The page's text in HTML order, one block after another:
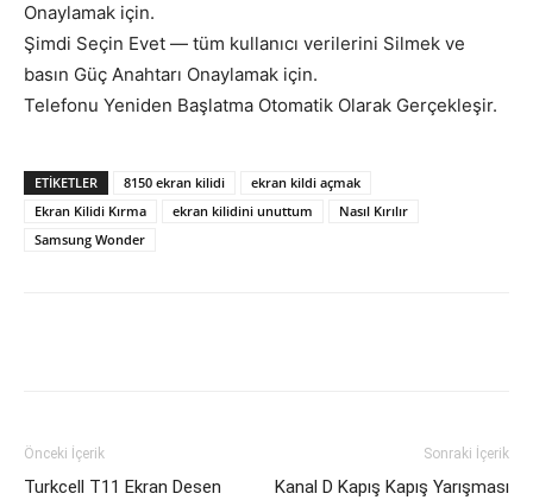
Onaylamak için.
Şimdi Seçin Evet — tüm kullanıcı verilerini Silmek ve
basın Güç Anahtarı Onaylamak için.
Telefonu Yeniden Başlatma Otomatik Olarak Gerçekleşir.
ETIKETLER 8150 ekran kilidi
ekran kildi açmak
Ekran Kilidi Kırma
ekran kilidini unuttum
Nasıl Kırılır
Samsung Wonder
Önceki İçerik
Turkcell T11 Ekran Desen
Sonraki İçerik
Kanal D Kapış Kapış Yarışması